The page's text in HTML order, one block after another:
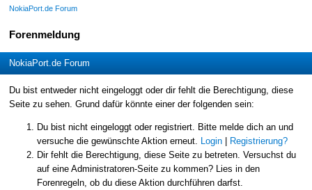
NokiaPort.de Forum
Forenmeldung
NokiaPort.de Forum
Du bist entweder nicht eingeloggt oder dir fehlt die Berechtigung, diese
Seite zu sehen. Grund dafür könnte einer der folgenden sein:
Du bist nicht eingeloggt oder registriert. Bitte melde dich an und
versuche die gewünschte Aktion erneut.
Login|
Registrierung?
Dir fehlt die Berechtigung, diese Seite zu betreten. Versuchst du
auf eine Administratoren-Seite zu kommen? Lies in den
Forenregeln, ob du diese Aktion durchführen darfst.